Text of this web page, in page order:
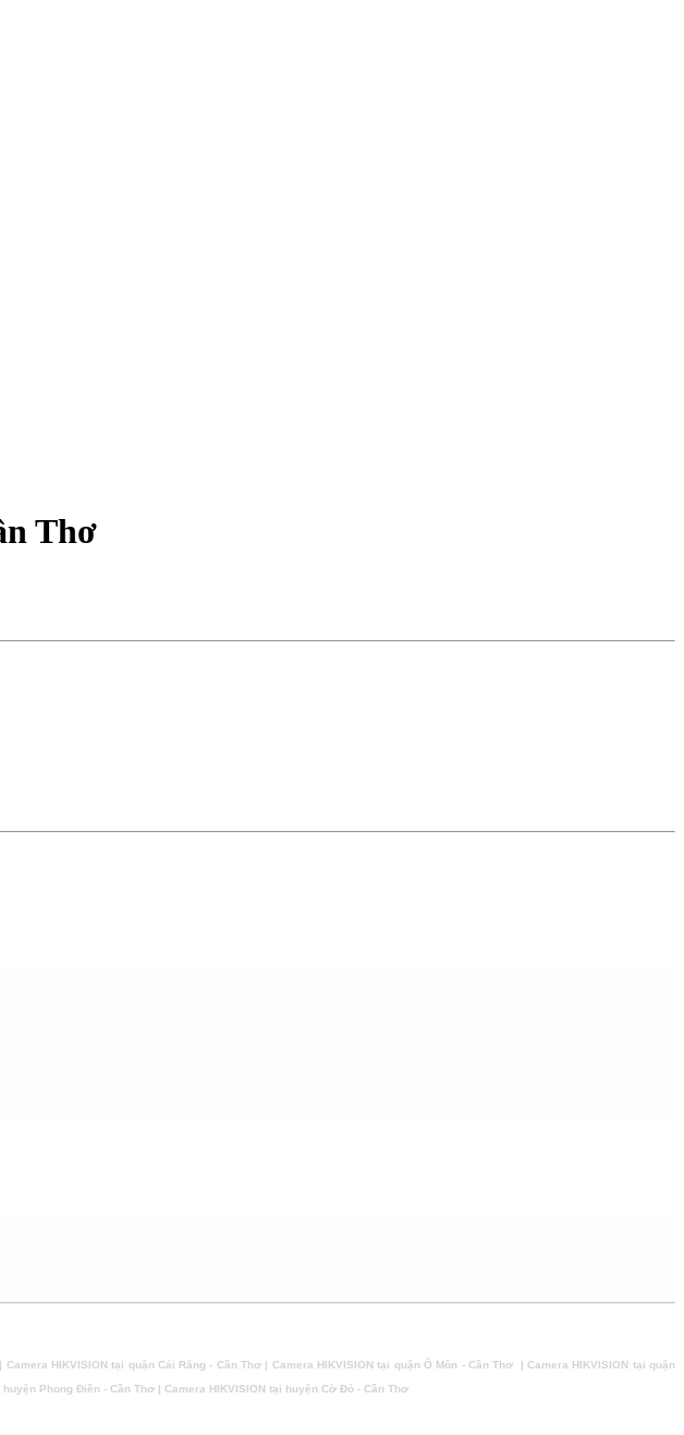
Thơ
HIKVISION tại quận Cái Răng - Cần Thơ | Camera HIKVISION tại quận Ô Môn - Cần Thơ | Camera HIKVISION tại quận
Phong Điền - Cần Thơ | Camera HIKVISION tại huyện Cờ Đỏ - Cần Thơ